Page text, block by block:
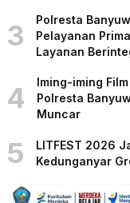
3
Polresta
Pelayanan
Layanan
4
Iming-iming
Polresta
Muncar
5
LITFEST 2026
Kedunganyar